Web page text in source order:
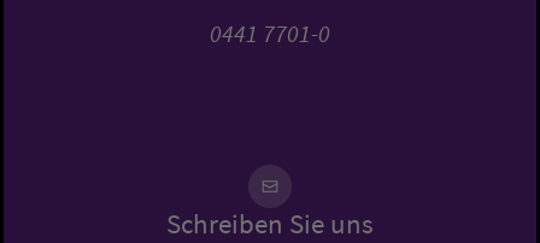
0441 7701-0
Schreiben Sie uns